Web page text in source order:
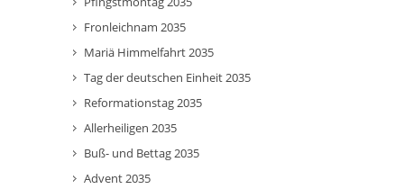
Fronleichnam 2035
Mariä Himmelfahrt 2035
Tag der deutschen Einheit 2035
Reformationstag 2035
Allerheiligen 2035
Buß- und Bettag 2035
Advent 2035